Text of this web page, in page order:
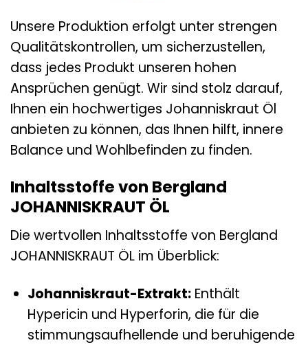
Unsere Produktion erfolgt unter strengen
Qualitätskontrollen, um sicherzustellen,
dass jedes Produkt unseren hohen
Ansprüchen genügt. Wir sind stolz darauf,
Ihnen ein hochwertiges Johanniskraut Öl
anbieten zu können, das Ihnen hilft, innere
Balance und Wohlbefinden zu finden.
Inhaltsstoffe von Bergland
JOHANNISKRAUT ÖL
Die wertvollen Inhaltsstoffe von Bergland
JOHANNISKRAUT ÖL im Überblick:
Johanniskraut-Extrakt:Enthält
Hypericin und Hyperforin, die für die
stimmungsaufhellende und beruhigende